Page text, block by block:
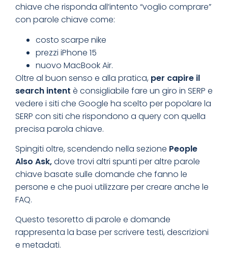
chiave che risponda all’intento “voglio comprare”
con parole chiave come:
costo scarpe nike
prezzi iPhone 15
nuovo MacBook Air.
Oltre al buon senso e alla pratica, per capire il
search intent è consigliabile fare un giro in SERP e
vedere i siti che Google ha scelto per popolare la
SERP con siti che rispondono a query con quella
precisa parola chiave.
Spingiti oltre, scendendo nella sezione People
Also Ask,dove trovi altri spunti per altre parole
chiave basate sulle domande che fanno le
persone e che puoi utilizzare per creare anche le
FAQ.
Questo tesoretto di parole e domande
rappresenta la base per scrivere testi, descrizioni
e metadati.